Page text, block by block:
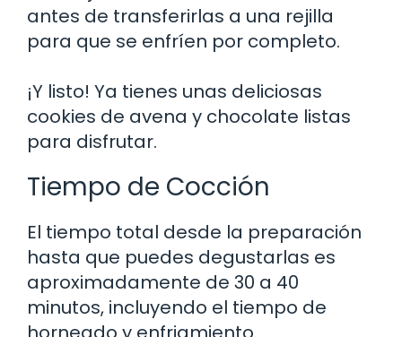
antes de transferirlas a una rejilla
para que se enfríen por completo.
¡Y listo! Ya tienes unas deliciosas
cookies de avena y chocolate listas
para disfrutar.
Tiempo de Cocción
El tiempo total desde la preparación
hasta que puedes degustarlas es
aproximadamente de 30 a 40
minutos, incluyendo el tiempo de